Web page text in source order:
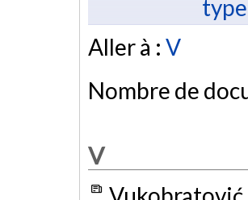
Aller à : V
Nombre de
V